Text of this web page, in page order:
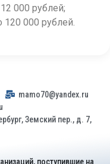
000 рублей;
000 рублей.
mamo70@yandex.ru
Земский пер., д. 7,
поступившие на